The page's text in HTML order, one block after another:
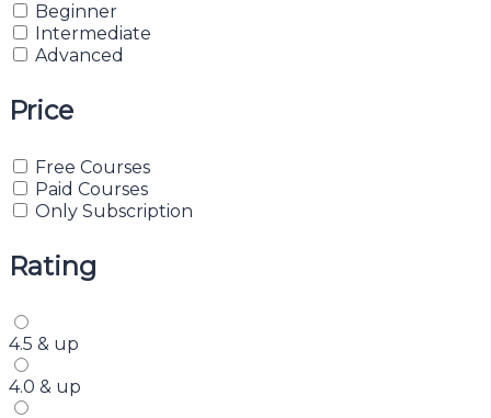
Beginner
Intermediate
Advanced
Price
Free Courses
Paid Courses
Only Subscription
Rating
4.5 & up
4.0 & up